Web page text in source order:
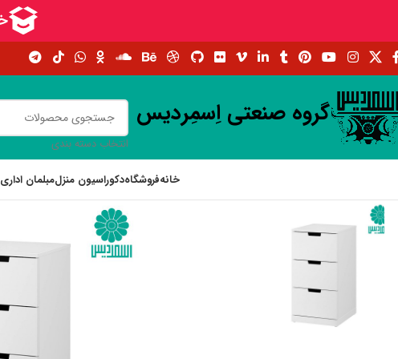
گروه صنعتی اِسمِردیس
انتخاب دسته بندی
خانهفروشگاهدکوراسیون منزلمبلمان اداری